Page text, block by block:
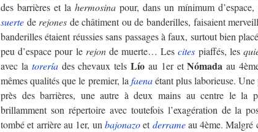
des barrières et la hermosina pour, dans un mínimum
suerte de rejones de châtiment ou de banderilles, faisaient
banderilles étaient réussies sans passages à faux, surtout bien
peu d’espace pour le rejonde muerte… Lescites piaffés, les
avec la toreríades chevaux telsLío au 1er etNómadaau
mêmes qualités que le premier, la faenaétant plus laborieuse.
près des barrières, une autre à deux mains au centre le la
brillamment son répertoire avec toutefois l’exagération de la
tombé et arrière au 1er, un bajonazoetderrameau 4ème. Malgré